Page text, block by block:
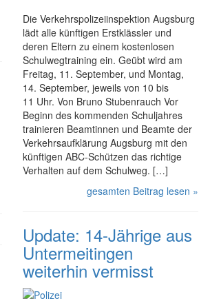
Die Ver­kehrs­po­li­zei­in­spek­ti­on Augs­burg
lädt alle künf­ti­gen Erst­kläss­ler und
deren Eltern zu einem kos­ten­lo­sen
Schul­weg­trai­ning ein. Geübt wird am
Frei­tag, 11. Sep­tem­ber, und Mon­tag,
14. Sep­tem­ber, jeweils von 10 bis
11 Uhr. Von Bruno Stubenrauch Vor
Beginn des kom­men­den Schul­jah­res
trai­nie­ren Beam­tin­nen und Beam­te der
Ver­kehrs­auf­klä­rung Augs­burg mit den
künf­ti­gen ABC-Schüt­zen das rich­ti­ge
Ver­hal­ten auf dem Schul­weg. […]
gesamten Beitrag lesen »
Update: 14-Jährige aus
Untermeitingen
weiterhin vermisst